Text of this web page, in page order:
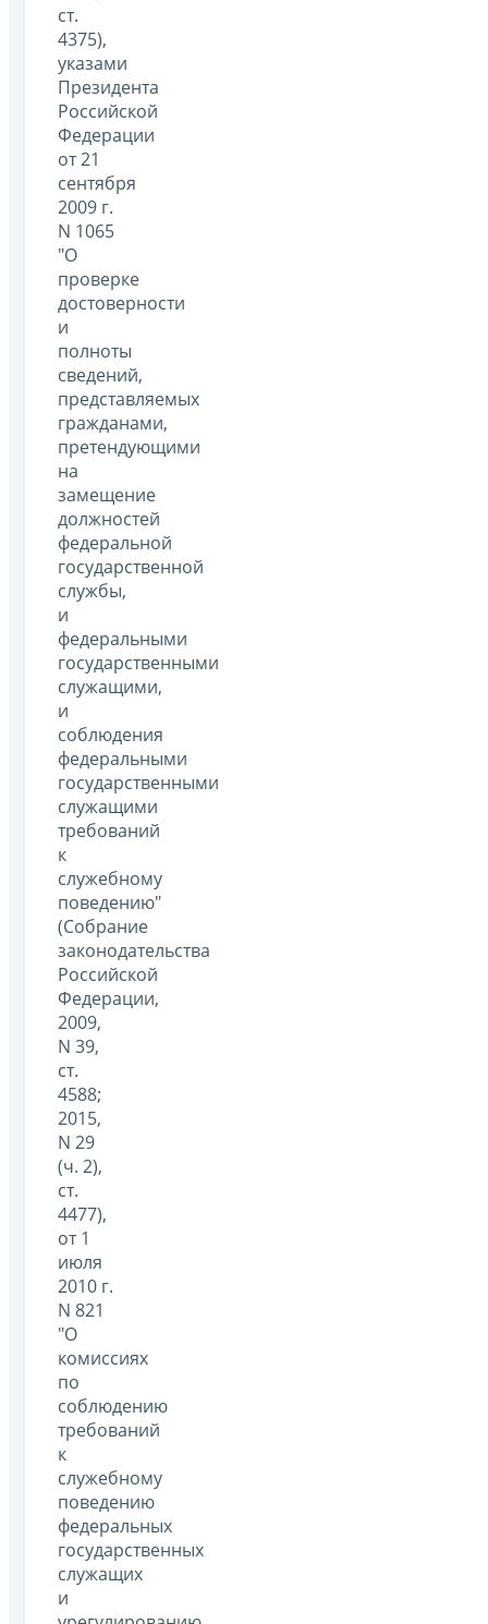
ст.
4375),
указами
Президента
Российской
Федерации
от 21
сентября
2009 г.
N 1065
"О
проверке
достоверности
и
полноты
сведений,
представляемых
гражданами,
претендующими
на
замещение
должностей
федеральной
государственной
службы,
и
федеральными
государственными
служащими,
и
соблюдения
федеральными
государственными
служащими
требований
к
служебному
поведению"
(Собрание
законодательства
Российской
Федерации,
2009,
N 39,
ст.
4588;
2015,
N 29
(ч. 2),
ст.
4477),
от 1
июля
2010 г.
N 821
"О
комиссиях
по
соблюдению
требований
к
служебному
поведению
федеральных
государственных
служащих
и